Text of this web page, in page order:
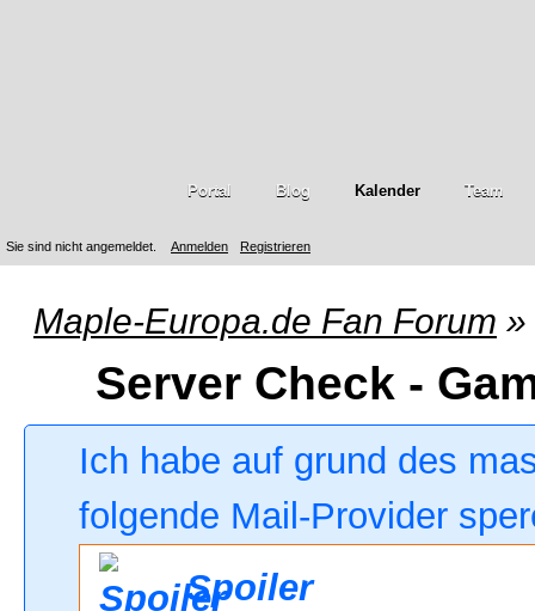
Sie sind nicht angemeldet. Anmelden Registrieren
Portal Blog Kalender Team
Maple-Europa.de Fan Forum »
Server Check -
Ich habe auf grund des
folgende Mail-Provider
Spoiler